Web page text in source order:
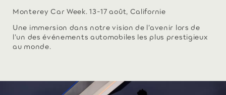
Monterey Car Week. 13-17 août, Californie
Une immersion dans notre vision de l’avenir lors de
l’un des événements automobiles les plus prestigieux
au monde.